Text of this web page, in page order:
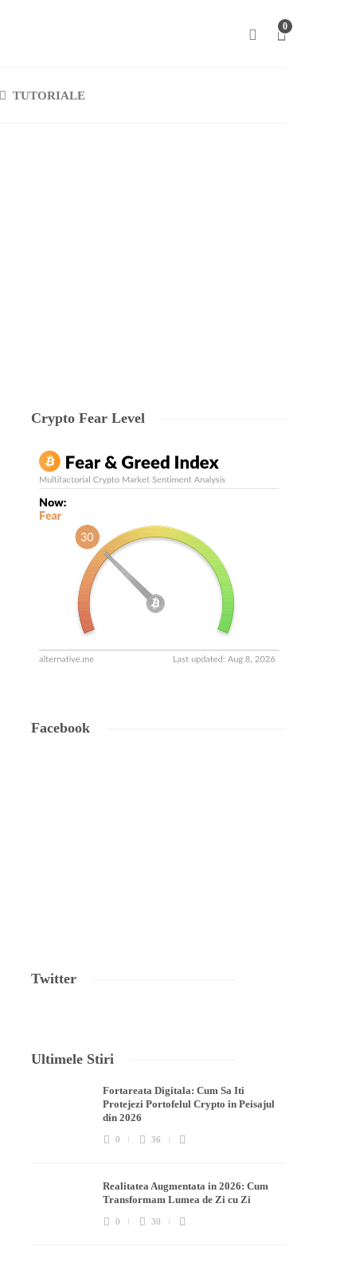
0
TUTORIALE
Crypto Fear Level
Facebook
Twitter
Ultimele Stiri
Fortareata Digitala: Cum Sa Iti
Protejezi Portofelul Crypto in Peisajul
din 2026
0 36
Realitatea Augmentata in 2026: Cum
Transformam Lumea de Zi cu Zi
0 30